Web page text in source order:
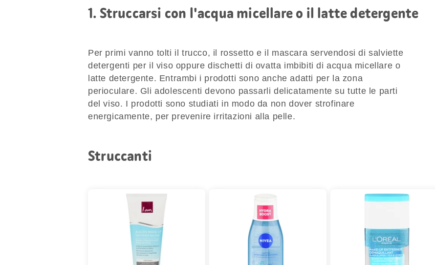
1. Struccarsi con l'acqua micellare o il latte detergente
Per primi vanno tolti il trucco, il rossetto e il mascara servendosi di salviette
detergenti per il viso oppure dischetti di ovatta imbibiti di acqua micellare o
latte detergente. Entrambi i prodotti sono anche adatti per la zona
perioculare. Gli adolescenti devono passarli delicatamente su tutte le parti
del viso. I prodotti sono studiati in modo da non dover strofinare
energicamente, per prevenire irritazioni alla pelle.
Struccanti